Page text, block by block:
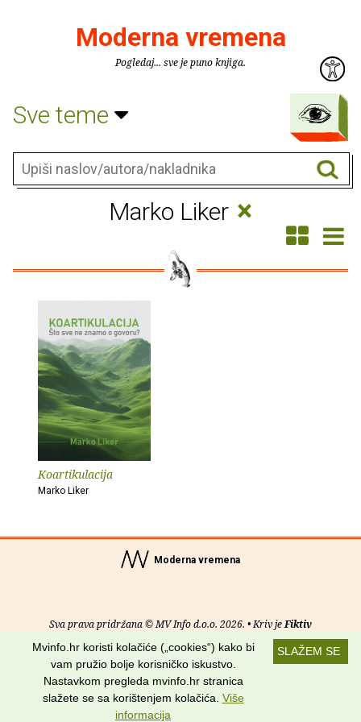
Moderna vremena
Pogledaj... sve je puno knjiga.
Sve teme
Marko Liker ×
Koartikulacija
Marko Liker
Moderna vremena
Sva prava pridržana © MV Info d.o.o. 2026. • Kriv jeFiktiv
Uvjeti korištenja RSS kanali
Potraži nas na:
SLAŽEM SE
Mvinfo.hr koristi kolačiće („cookies“) kako bi
vam pružio bolje korisničko iskustvo.
Nastavkom pregleda mvinfo.hr stranica
slažete se sa korištenjem kolačića. Više
informacija